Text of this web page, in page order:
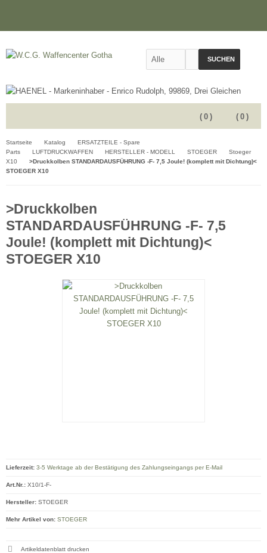
SUCHEN
( 0 )
( 0 )
Startseite Katalog
ERSATZTEILE - Spare
Parts
LUFTDRUCKWAFFEN HERSTELLER - MODELL STOEGER
Stoeger
X10
>Druckkolben STANDARDAUSFÜHRUNG -F- 7,5 Joule! (komplett mit Dichtung)<
STOEGER X10
>Druckkolben
STANDARDAUSFÜHRUNG -F- 7,5
Joule! (komplett mit Dichtung)<
STOEGER X10
Lieferzeit: 3-5 Werktage ab der Bestätigung des Zahlungseingangs per E-Mail
Art.Nr.: X10/1-F-
Hersteller: STOEGER
Mehr Artikel von: STOEGER
Artikeldatenblatt drucken